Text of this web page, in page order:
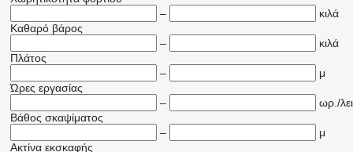
–
κιλά
Καθαρό βάρος
–
κιλά
Πλάτος
–
μ
Ώρες εργασίας
–
ωρ./
Βάθος σκαψίματος
–
μ
Ακτίνα εκσκαφής